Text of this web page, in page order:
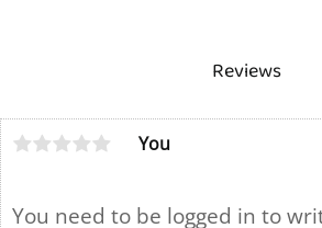
Reviews
You